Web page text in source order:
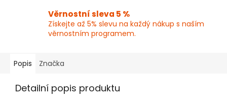
Věrnostní sleva 5 %
Získejte až 5% slevu na každý nákup s naším
věrnostním programem.
Popis Značka
Detailní popis produktu